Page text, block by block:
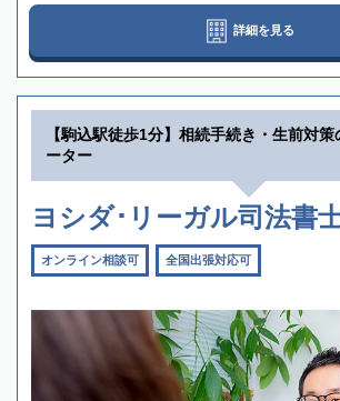
詳細を見る
【駒込駅徒歩1分】相続手続き・生前対
ーター
ヨシダ･リーガル司法書
オンライン相談可 全国出張対応可